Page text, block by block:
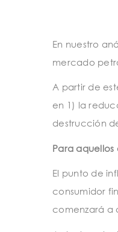
En nuestro
mercado
A partir de
en 1) la
destrucción
Para
El punto de
consumidor
comenzará a